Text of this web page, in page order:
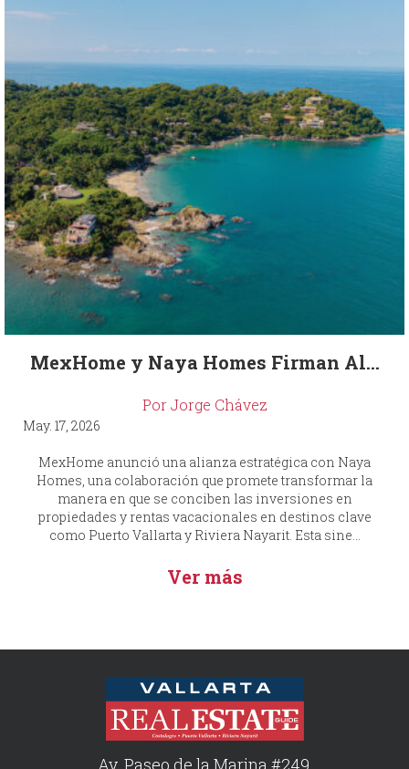
MexHome y Naya Homes Firman Al...
Por Jorge Chávez
May. 17, 2026
MexHome anunció una alianza estratégica con Naya
Homes, una colaboración que promete transformar la
manera en que se conciben las inversiones en
propiedades y rentas vacacionales en destinos clave
como Puerto Vallarta y Riviera Nayarit. Esta sine...
Ver más
Av. Paseo de la Marina #249,